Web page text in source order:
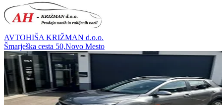
AVTOHIŠA KRIŽMAN d.o.o.
Šmarješka cesta 50,Novo Mesto